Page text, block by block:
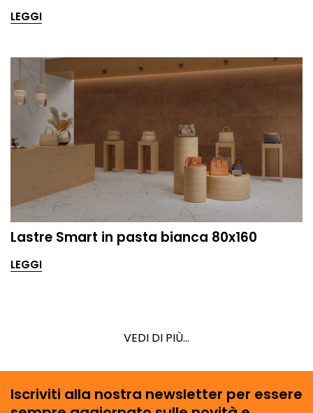
LEGGI
Lastre Smart in pasta bianca 80x160
LEGGI
VEDI DI PIÙ...
Iscriviti alla nostra newsletter per essere